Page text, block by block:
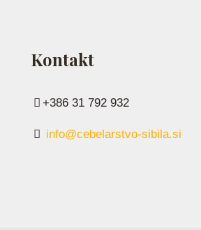
Kontakt
+386 31 792 932
info@cebelarstvo-sibila.si